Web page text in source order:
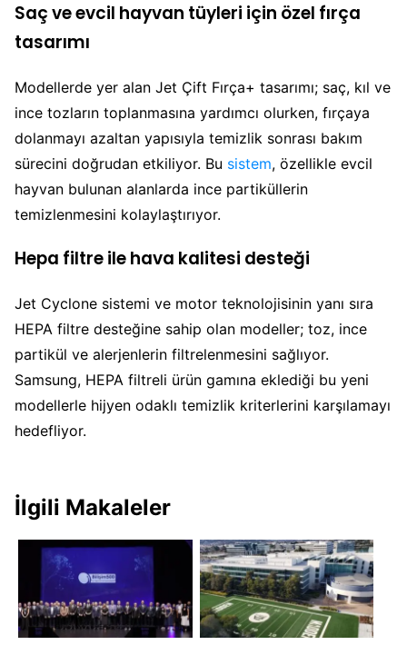
Saç ve evcil hayvan tüyleri için özel fırça
tasarımı
Modellerde yer alan Jet Çift Fırça+ tasarımı; saç, kıl ve
ince tozların toplanmasına yardımcı olurken, fırçaya
dolanmayı azaltan yapısıyla temizlik sonrası bakım
sürecini doğrudan etkiliyor. Bu sistem, özellikle evcil
hayvan bulunan alanlarda ince partiküllerin
temizlenmesini kolaylaştırıyor.
Hepa filtre ile hava kalitesi desteği
Jet Cyclone sistemi ve motor teknolojisinin yanı sıra
HEPA filtre desteğine sahip olan modeller; toz, ince
partikül ve alerjenlerin filtrelenmesini sağlıyor.
Samsung, HEPA filtreli ürün gamına eklediği bu yeni
modellerle hijyen odaklı temizlik kriterlerini karşılamayı
hedefliyor.
İlgili Makaleler